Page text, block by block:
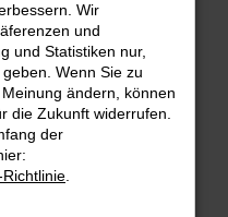
helfen können:
und deine
Beispiel deine
Wir
und
und Statistiken nur,
Wenn Sie zu
ändern, können
die Zukunft widerrufen.
der